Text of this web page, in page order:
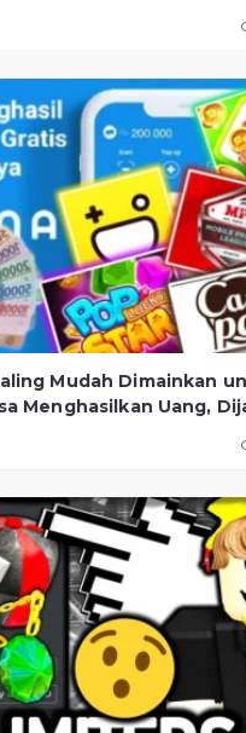
Mudah Dimainkan
Menghasilkan Uang,